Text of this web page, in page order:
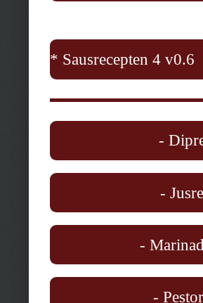
* Sausrecepten 4 v0.6
-
-
-
-